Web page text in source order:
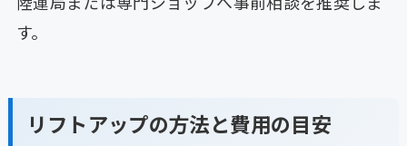
す。
リフトアップの方法と費用の目安